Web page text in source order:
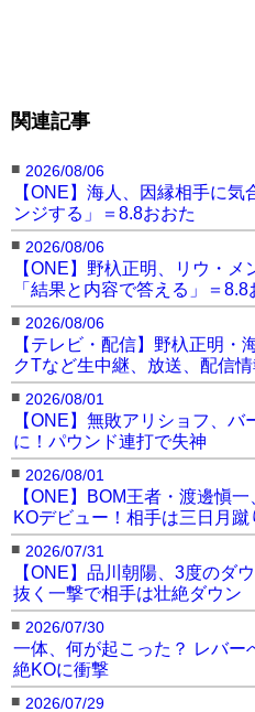
関連記事
■ 2026/08/06
【ONE】海人、因縁相手に
ンジする」＝8.8おおた
■ 2026/08/06
【ONE】野杁正明、リウ・
「結果と内容で答える」＝8.8
■ 2026/08/06
【テレビ・配信】野杁正明・
クTなど生中継、放送、配信
■ 2026/08/01
【ONE】無敗アリショフ、
に！パウンド連打で失神
■ 2026/08/01
【ONE】BOM王者・渡邊愼
KOデビュー！相手は三日月蹴
■ 2026/07/31
【ONE】品川朝陽、3度のダ
抜く一撃で相手は壮絶ダウン
■ 2026/07/30
一体、何が起こった？ レバー
絶KOに衝撃
■ 2026/07/29